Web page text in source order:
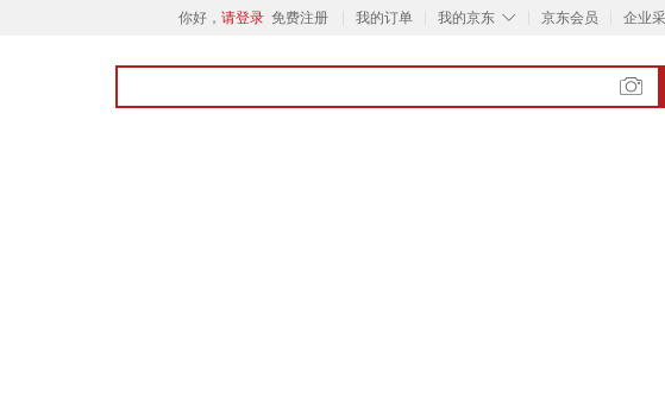
你好， 请登录 免费注册 我的订单 ◇
我的京东 京东会员 企业